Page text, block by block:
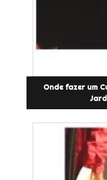
Onde fazer um